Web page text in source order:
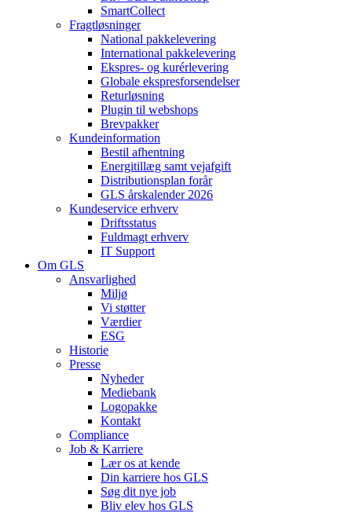
SmartCollect
Fragtløsninger
National pakkelevering
International pakkelevering
Ekspres- og kurérlevering
Globale ekspresforsendelser
Returløsning
Plugin til webshops
Brevpakker
Kundeinformation
Bestil afhentning
Energitillæg samt vejafgift
Distributionsplan forår
GLS årskalender 2026
Kundeservice erhverv
Driftsstatus
Fuldmagt erhverv
IT Support
Om GLS
Ansvarlighed
Miljø
Vi støtter
Værdier
ESG
Historie
Presse
Nyheder
Mediebank
Logopakke
Kontakt
Compliance
Job & Karriere
Lær os at kende
Din karriere hos GLS
Søg dit nye job
Bliv elev hos GLS